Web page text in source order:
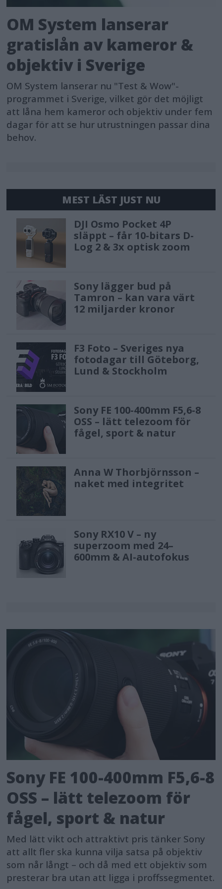
OM System lanserar
gratislån av kameror &
objektiv i Sverige
OM System lanserar nu "Test & Wow"-
programmet i Sverige, vilket gör det möjligt
att låna hem kameror och objektiv under fem
dagar för att se hur utrustningen passar dina
behov.
MEST LÄST JUST NU
DJI Osmo Pocket 4P
släppt – får 10-bitars D-
Log 2 & 3x optisk zoom
Sony lägger bud på
Tamron – kan vara värt
12 miljarder kronor
F3 Foto – Sveriges nya
fotodagar till Göteborg,
Lund & Stockholm
Sony FE 100-400mm F5,6-8
OSS – lätt telezoom för
fågel, sport & natur
Anna W Thorbjörnsson –
naket med integritet
Sony RX10 V – ny
superzoom med 24–
600mm & AI-autofokus
Sony FE 100-400mm F5,6-8
OSS – lätt telezoom för
fågel, sport & natur
Med lätt vikt och attraktivt pris tänker Sony
att allt fler ska kunna vilja satsa på objektiv
som når långt – och då med ett objektiv som
presterar bra utan att ligga i proffssegmentet.